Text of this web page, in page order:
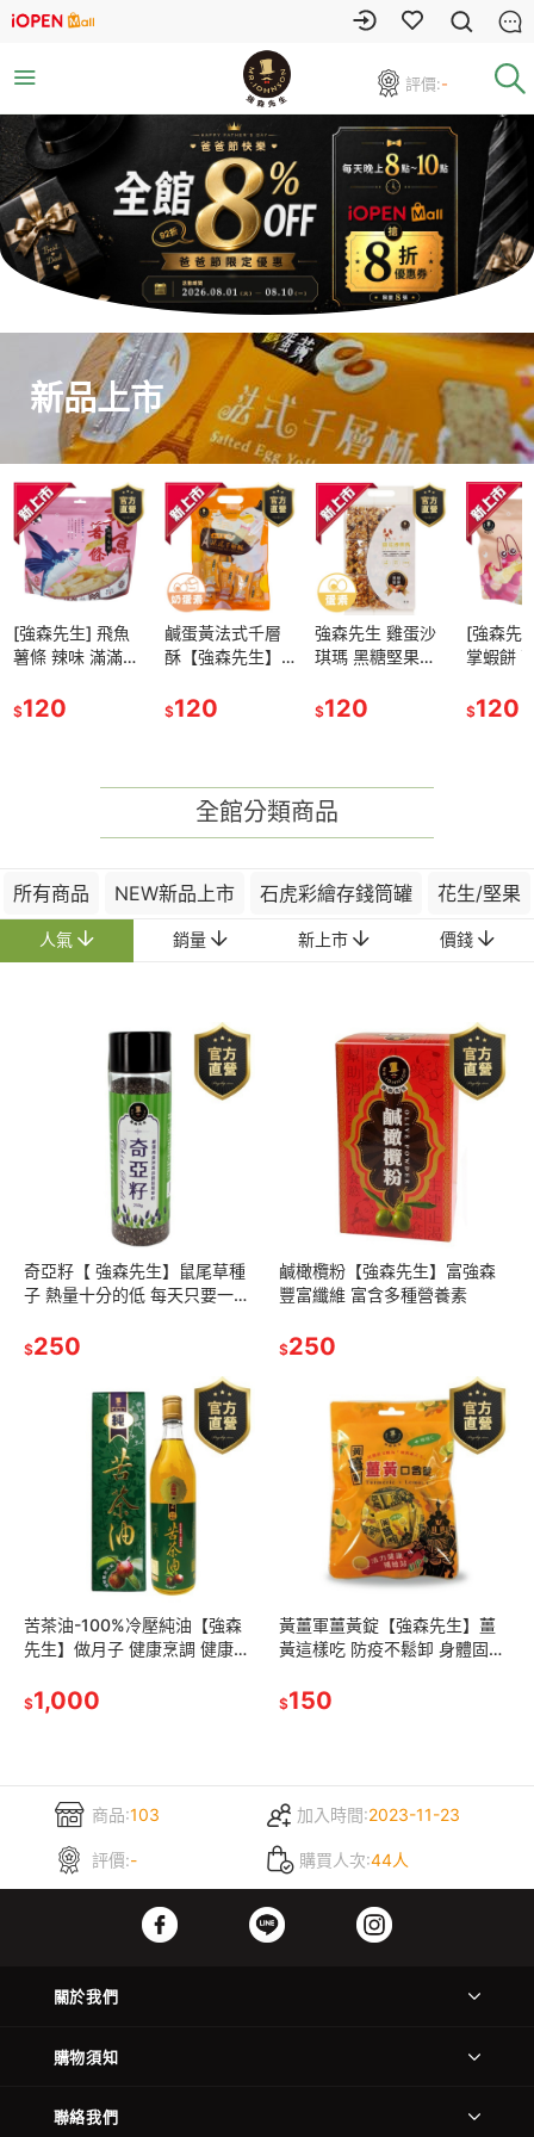
評價:-
新品上市
[強森先生] 飛魚
薯條 辣味 滿滿鮮
室零食
$120
鹹蛋黃法式千層
酥【強森先生】
口接一口 停不下
$120
強森先生 雞蛋沙
琪瑪 黑糖堅果口
可口 低甜度
$120
[強森先
掌蝦餅
酥脆可口
$120
全館分類商品
所有商品 NEW新品上市 石虎彩繪存錢筒罐 花生/堅果
人氣 銷量 新上市 價錢
奇亞籽【 強森先生】鼠尾草種
子 熱量十分的低 每天只要一小
$250
鹹橄欖粉【強森先生】富強森
豐富纖維 富含多種營養素
$250
苦茶油-100%冷壓純油【強森
先生】做月子 健康烹調 健康美
$1,000
黃薑軍薑黃錠【強森先生】薑
黃這樣吃 防疫不鬆卸 身體固勇
$150
商品:103 加入時間:2023-11-23
評價:- 購買人次:44人
關於我們
購物須知
聯絡我們